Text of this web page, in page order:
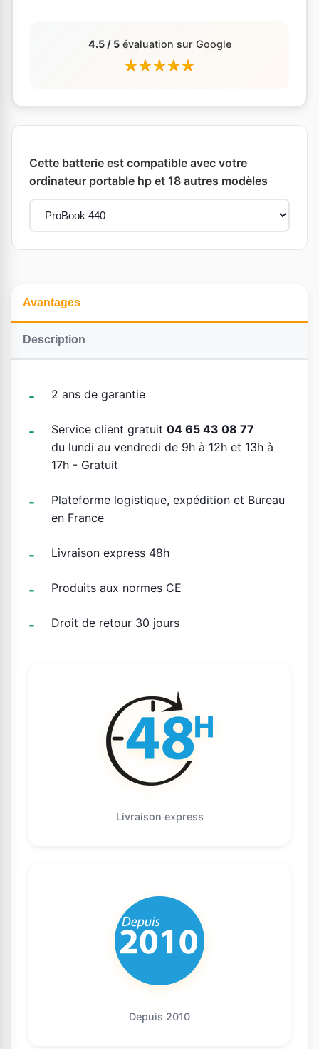
4.5 / 5évaluation sur Google
Cette batterie est compatible avec votre
ordinateur portable hp et 18 autres modèles
Avantages
Description
2 ans de garantie
Service client gratuit 04 65 43 08 77
du lundi au vendredi de 9h à 12h et 13h à
17h - Gratuit
Plateforme logistique, expédition et Bureau
en France
Livraison express 48h
Produits aux normes CE
Droit de retour 30 jours
Livraison express
Depuis 2010